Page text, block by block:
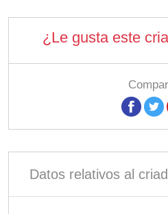
¿Le gusta este
Datos relativos al